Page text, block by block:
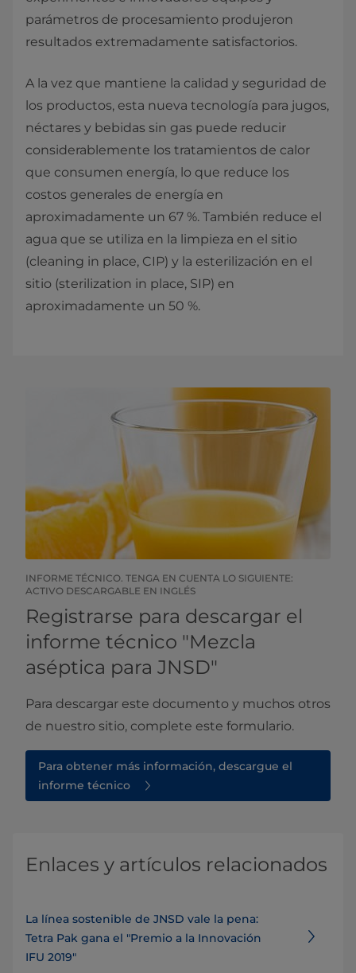
parámetros de procesamiento produjeron
resultados extremadamente satisfactorios.
A la vez que mantiene la calidad y seguridad de
los productos, esta nueva tecnología para jugos,
néctares y bebidas sin gas puede reducir
considerablemente los tratamientos de calor
que consumen energía, lo que reduce los
costos generales de energía en
aproximadamente un 67 %. También reduce el
agua que se utiliza en la limpieza en el sitio
(cleaning in place, CIP) y la esterilización en el
sitio (sterilization in place, SIP) en
aproximadamente un 50 %.
INFORME TÉCNICO. TENGA EN CUENTA LO SIGUIENTE:
ACTIVO DESCARGABLE EN INGLÉS​​
Registrarse para descargar el
informe técnico "Mezcla
aséptica para JNSD"
Para descargar este documento y muchos otros
de nuestro sitio, complete este formulario.
Para obtener más información, descargue el
informe técnico
Enlaces y artículos relacionados
La línea sostenible de JNSD vale la pena:
Tetra Pak gana el "Premio a la Innovación
IFU 2019"